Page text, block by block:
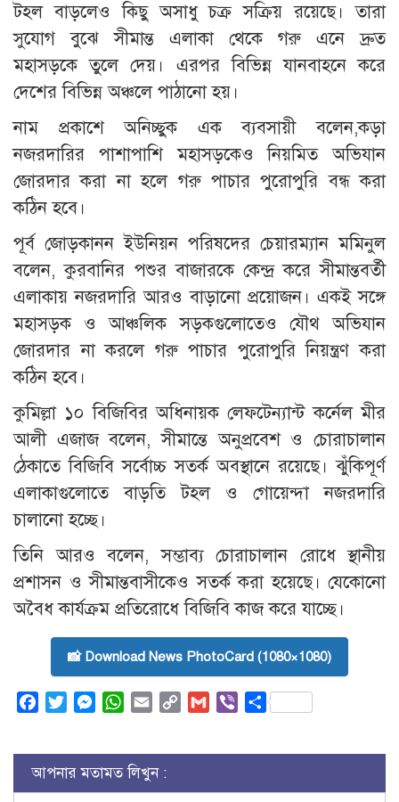
টহল বাড়লেও কিছু অসাধু চক্র সক্রিয় রয়েছে। তারা
সুযোগ বুঝে সীমান্ত এলাকা থেকে গরু এনে দ্রুত
মহাসড়কে তুলে দেয়। এরপর বিভিন্ন যানবাহনে করে
দেশের বিভিন্ন অঞ্চলে পাঠানো হয়।
নাম প্রকাশে অনিচ্ছুক এক ব্যবসায়ী বলেন,কড়া
নজরদারির পাশাপাশি মহাসড়কেও নিয়মিত অভিযান
জোরদার করা না হলে গরু পাচার পুরোপুরি বন্ধ করা
কঠিন হবে।
পূর্ব জোড়কানন ইউনিয়ন পরিষদের চেয়ারম্যান মমিনুল
বলেন, কুরবানির পশুর বাজারকে কেন্দ্র করে সীমান্তবর্তী
এলাকায় নজরদারি আরও বাড়ানো প্রয়োজন। একই সঙ্গে
মহাসড়ক ও আঞ্চলিক সড়কগুলোতেও যৌথ অভিযান
জোরদার না করলে গরু পাচার পুরোপুরি নিয়ন্ত্রণ করা
কঠিন হবে।
কুমিল্লা ১০ বিজিবির অধিনায়ক লেফটেন্যান্ট কর্নেল মীর
আলী এজাজ বলেন, সীমান্তে অনুপ্রবেশ ও চোরাচালান
ঠেকাতে বিজিবি সর্বোচ্চ সতর্ক অবস্থানে রয়েছে। ঝুঁকিপূর্ণ
এলাকাগুলোতে বাড়তি টহল ও গোয়েন্দা নজরদারি
চালানো হচ্ছে।
তিনি আরও বলেন, সম্ভাব্য চোরাচালান রোধে স্থানীয়
প্রশাসন ও সীমান্তবাসীকেও সতর্ক করা হয়েছে। যেকোনো
অবৈধ কার্যক্রম প্রতিরোধে বিজিবি কাজ করে যাচ্ছে।
📸 Download News PhotoCard (1080×1080)
FacebookTwitterMessenger
WhatsApp
Email
Copy
Gmail ViberShare
আপনার মতামত লিখুন :